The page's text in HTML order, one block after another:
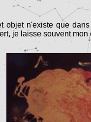
objet n'existe que
je laisse souvent